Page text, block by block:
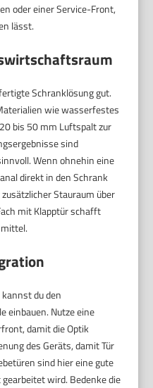
oder einer Service-Front,
lässt.
Schranklösung gut.
wie wasserfestes
bis 50 mm Luftspalt zur
sind
Wenn ohnehin eine
direkt in den Schrank
Stauraum über
mit Klapptür schafft
du den
einbauen. Nutze eine
damit die Optik
des Geräts, damit Tür
sind hier eine gute
wird. Bedenke die